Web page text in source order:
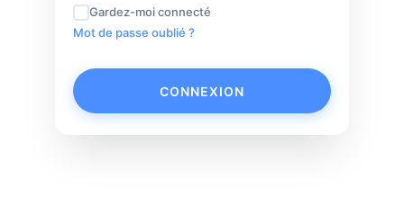
Gardez-moi connecté
Mot de passe oublié ?
CONNEXION